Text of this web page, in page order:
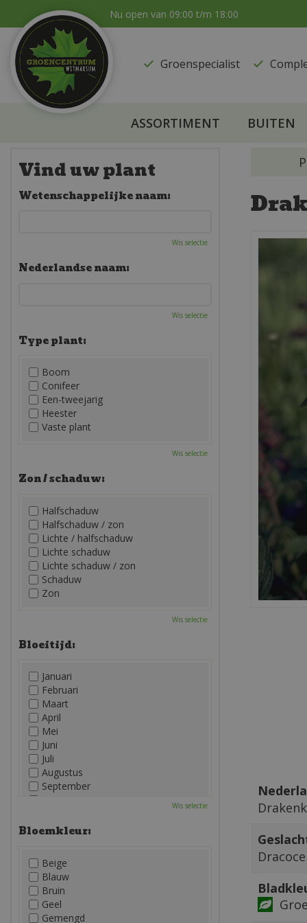
naar
content
Nu open van 09:00 t/m 18:00
Groenspecialist
ASSORTIMENT BUITEN
Vind uw plant
Wetenschappelijke naam:
Wis selectie
Nederlandse naam:
Wis selectie
Type plant:
Boom
Conifeer
Een-tweejarig
Heester
Vaste plant
Wis selectie
Zon / schaduw:
Halfschaduw
Halfschaduw / zon
Lichte / halfschaduw
Lichte schaduw
Lichte schaduw / zon
Schaduw
Zon
Wis selectie
Bloeitijd:
Januari
Februari
Maart
April
Mei
Juni
Juli
Augustus
September
December
Wis selectie
Bloemkleur:
Beige
Blauw
Bruin
Geel
Gemengd